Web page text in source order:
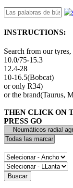
INSTRUCTIONS:
Search from our
10.0/75-15.3
12.4-28
10-16.5(Bobcat)
or only R34)
or the brand(Taurus,
THEN CLICK ON
PRESS GO